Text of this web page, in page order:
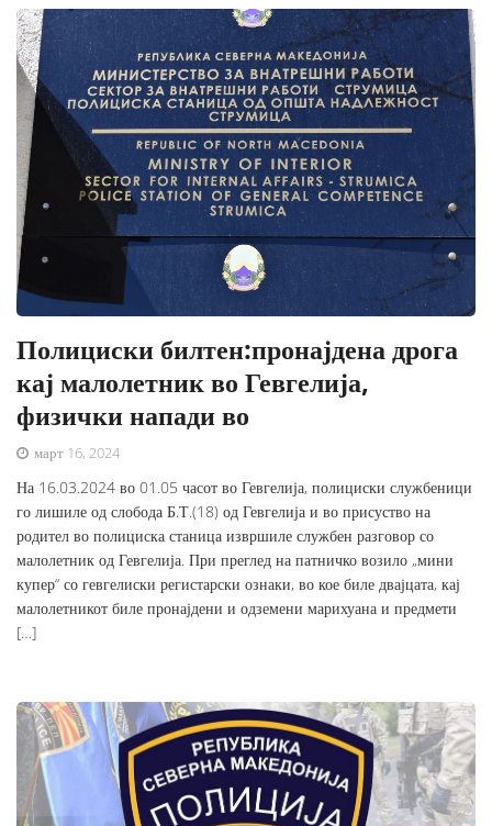
Полициски билтен:пронајдена дрога
кај малолетник во Гевгелија,
физички напади во
март 16, 2024
На 16.03.2024 во 01.05 часот во Гевгелија, полициски службеници
го лишиле од слобода Б.Т.(18) од Гевгелија и во присуство на
родител во полициска станица извршиле службен разговор со
малолетник од Гевгелија. При преглед на патничко возило „мини
купер“ со гевгелиски регистарски ознаки, во кое биле двајцата, кај
малолетникот биле пронајдени и одземени марихуана и предмети
[…]